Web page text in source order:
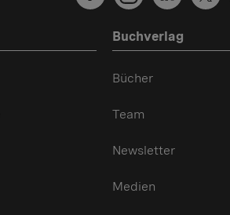
Buchverlag
Bücher
Team
Newsletter
Medien